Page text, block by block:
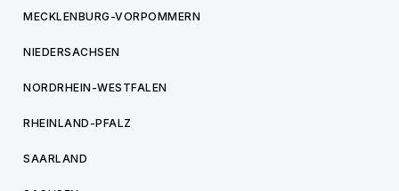
MECKLENBURG-VORPOMMERN
NIEDERSACHSEN
NORDRHEIN-WESTFALEN
RHEINLAND-PFALZ
SAARLAND